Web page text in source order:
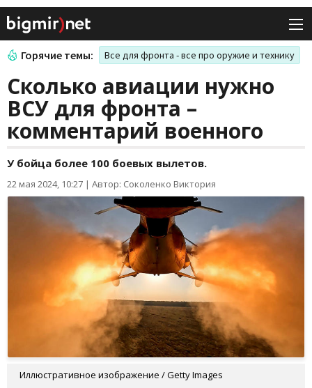
Горячие темы: Все для фронта - все про оружие и технику
Сколько авиации нужно
ВСУ для фронта –
комментарий военного
У бойца более 100 боевых вылетов.
22 мая 2024, 10:27 | Автор: Соколенко Виктория
Иллюстративное изображение / Getty Images